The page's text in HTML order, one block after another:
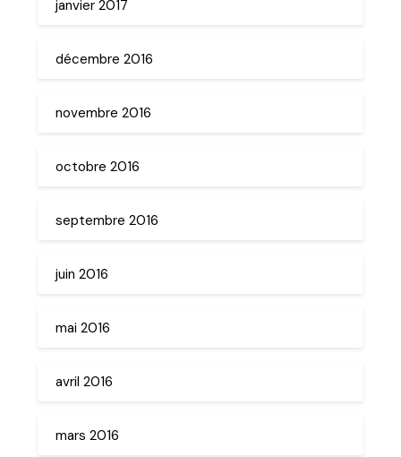
janvier 2017
décembre 2016
novembre 2016
octobre 2016
septembre 2016
juin 2016
mai 2016
avril 2016
mars 2016